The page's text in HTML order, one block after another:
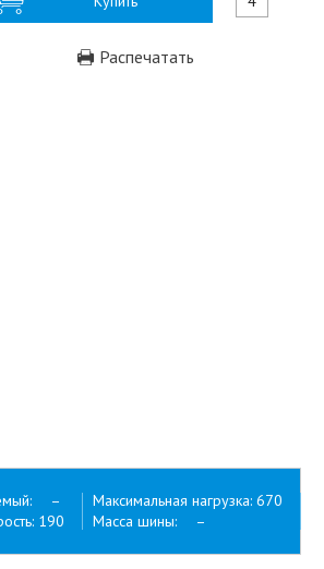
Распечатать
–
190
Максимальная нагрузка: 670
Масса шины: –